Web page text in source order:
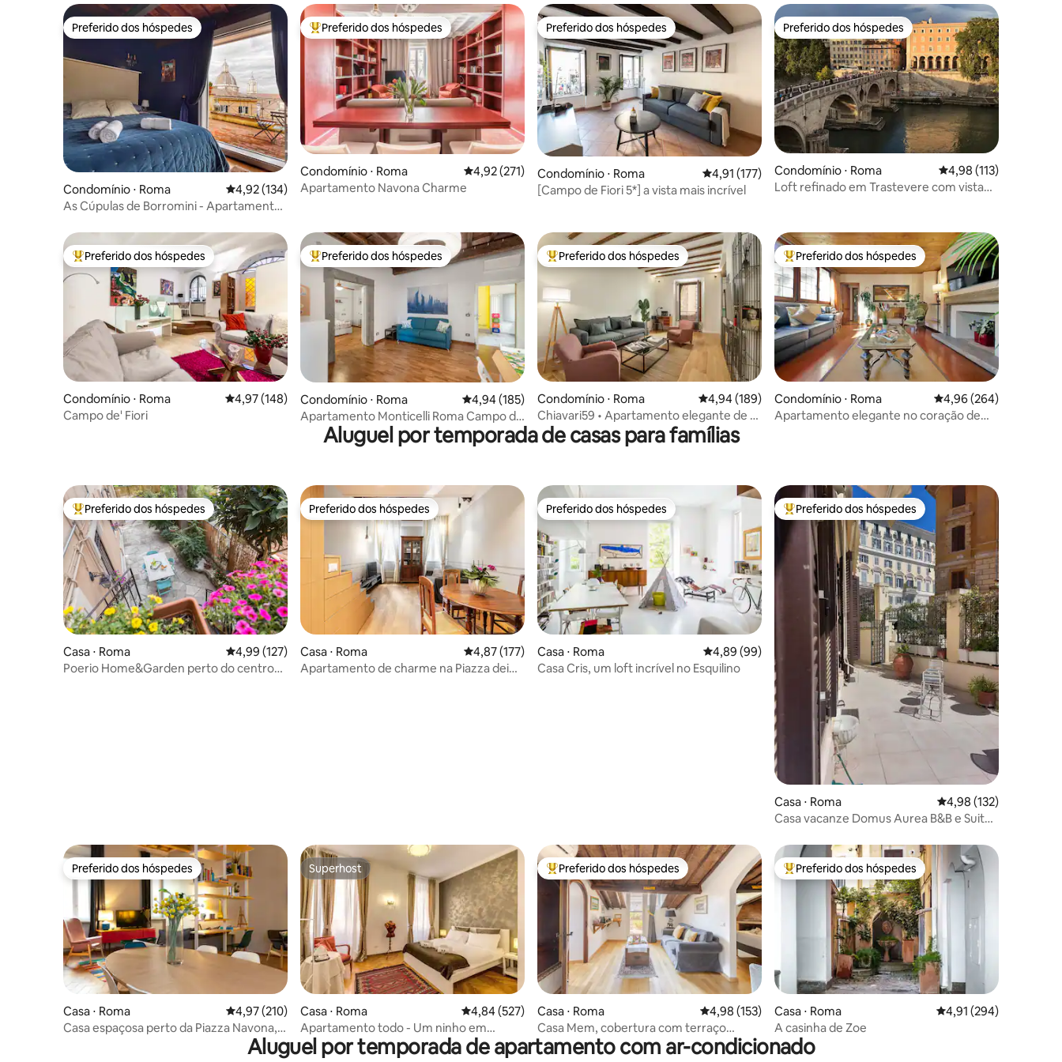
Preferido dos hóspedes
Preferido dos hóspedes
Condomínio ⋅ Roma 4,92 de uma avaliação média de 5, 134 avaliações
4,92 (134)
As Cúpulas de Borromini - Apartamento
Entre os melhores preferidos dos hóspedes
Preferido dos hóspedes
Condomínio ⋅ Roma 4,92 de uma avaliação média de 5, 271 avaliações
4,92 (271)
Apartamento Navona Charme
Preferido dos hóspedes
Preferido dos hóspedes
Condomínio ⋅ Roma 4,91 de uma avaliação média de 5, 177 avaliações
4,91 (177)
[Campo de Fiori 5*] a vista mais incrível
Preferido dos hóspedes
Preferido dos hóspedes
Condomínio ⋅ Roma 4,98 de uma avaliação
4,98 (113)
Loft refinado em Trastevere com vista
Entre os melhores preferidos dos hóspedes
Preferido dos hóspedes
Condomínio ⋅ Roma 4,97 de uma avaliação média de 5, 148 avaliações
4,97 (148)
Campo de' Fiori
Entre os melhores preferidos dos hóspedes
Preferido dos hóspedes
Condomínio ⋅ Roma 4,94 de uma avaliação média de 5, 185 avaliações
4,94 (185)
Apartamento Monticelli Roma Campo de
Entre os melhores preferidos dos hóspedes
Preferido dos hóspedes
Condomínio ⋅ Roma 4,94 de uma avaliação média de 5, 189 avaliações
4,94 (189)
Chiavari59 • Apartamento elegante de 2
quartos em Campo de' Fiori e Navona
Entre os melhores preferidos dos hóspedes
Preferido dos hóspedes
Condomínio ⋅ Roma 4,96 de uma avaliação
4,96 (264)
Apartamento elegante no coração de
Aluguel por temporada de casas para famílias
Entre os melhores preferidos dos hóspedes
Preferido dos hóspedes
Casa ⋅ Roma 4,99 de uma avaliação média de 5, 127 avaliações
4,99 (127)
Poerio Home&Garden perto do centro
Preferido dos hóspedes
Preferido dos hóspedes
Casa ⋅ Roma 4,87 de uma avaliação média de 5, 177 avaliações
4,87 (177)
Apartamento de charme na Piazza dei
Preferido dos hóspedes
Preferido dos hóspedes
Casa ⋅ Roma 4,89 de uma avaliação média de 5, 99 avaliações
4,89 (99)
Casa Cris, um loft incrível no Esquilino
Entre os melhores preferidos dos hóspedes
Preferido dos hóspedes
Casa ⋅ Roma 4,98 de uma avaliação
4,98 (132)
Casa vacanze Domus Aurea B&B e Suites
Preferido dos hóspedes
Preferido dos hóspedes
Casa ⋅ Roma 4,97 de uma avaliação média de 5, 210 avaliações
4,97 (210)
Casa espaçosa perto da Piazza Navona,
Superhost
Superhost
Casa ⋅ Roma 4,84 de uma avaliação média de 5, 527 avaliações
4,84 (527)
Apartamento todo - Um ninho em
Campo de'Fiori
Entre os melhores preferidos dos hóspedes
Preferido dos hóspedes
Casa ⋅ Roma 4,98 de uma avaliação média de 5, 153 avaliações
4,98 (153)
Casa Mem, cobertura com terraço
privativo
Entre os melhores preferidos dos hóspedes
Preferido dos hóspedes
Casa ⋅ Roma 4,91 de uma avaliação
4,91 (294)
A casinha de Zoe
Aluguel por temporada de apartamento com ar-condicionado